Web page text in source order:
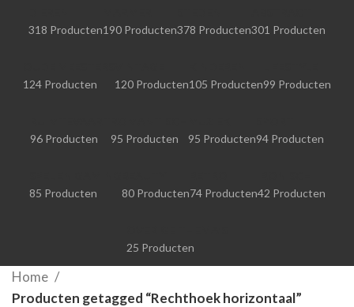
318 Producten190 Producten378 Producten301 Producten
124 Producten
120 Producten105 Producten99 Producten
96 Producten
95 Producten
95 Producten94 Producten
85 Producten
80 Producten74 Producten42 Producten
25 Producten
Home
Producten getagged “Rechthoek horizontaal”